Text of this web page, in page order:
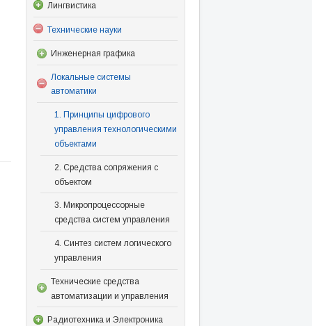
Лингвистика
Технические науки
Инженерная графика
Локальные системы
автоматики
1. Принципы цифрового
управления технологическими
объектами
2. Средства сопряжения с
объектом
3. Микропроцессорные
средства систем управления
4. Синтез систем логического
управления
Технические средства
автоматизации и управления
Радиотехника и Электроника